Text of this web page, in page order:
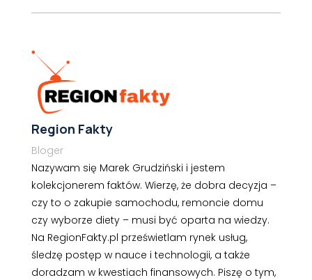
Region Fakty
Bloger
Nazywam się Marek Grudziński i jestem
kolekcjonerem faktów. Wierzę, że dobra decyzja –
czy to o zakupie samochodu, remoncie domu
czy wyborze diety – musi być oparta na wiedzy.
Na RegionFakty.pl prześwietlam rynek usług,
śledzę postęp w nauce i technologii, a także
doradzam w kwestiach finansowych. Piszę o tym,